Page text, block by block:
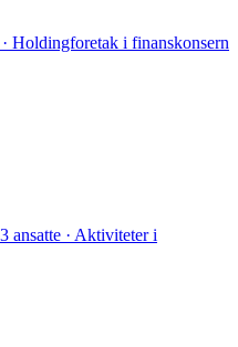
Holdingforetak i finanskonsern
ansatte · Aktiviteter i